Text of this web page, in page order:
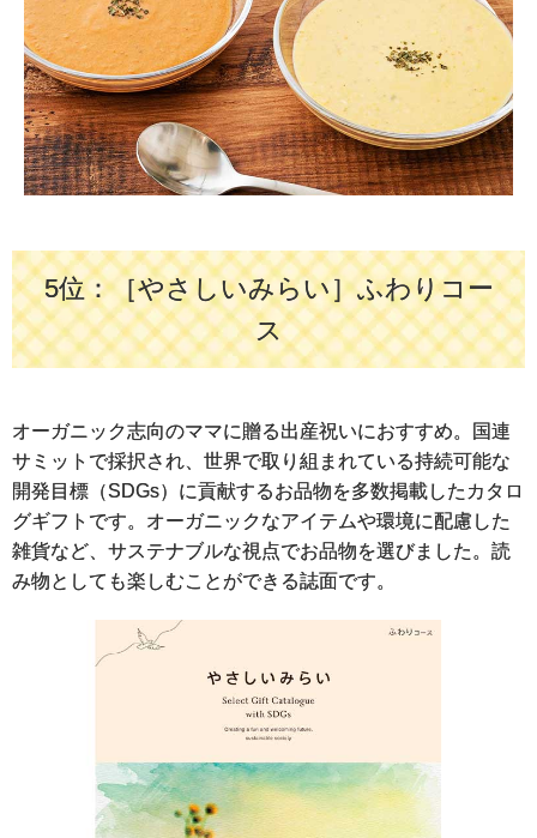
5位：［やさしいみらい］ふわりコー
ス
オーガニック志向のママに贈る出産祝いにおすすめ。国連
サミットで採択され、世界で取り組まれている持続可能な
開発目標（SDGs）に貢献するお品物を多数掲載したカタロ
グギフトです。オーガニックなアイテムや環境に配慮した
雑貨など、サステナブルな視点でお品物を選びました。読
み物としても楽しむことができる誌面です。